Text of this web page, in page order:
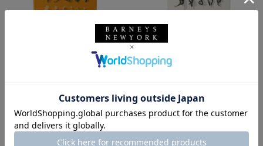
¥1,836
NIJIRI
出し）
¥1,728